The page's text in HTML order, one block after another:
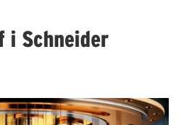
i Schneider